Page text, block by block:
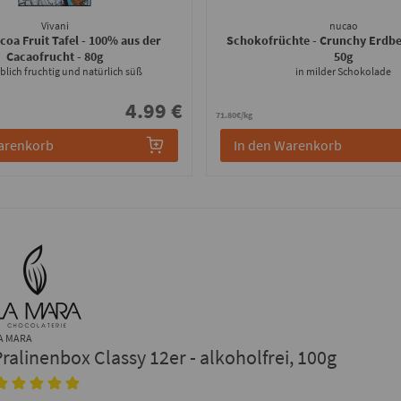
Vivani
Fruit Tafel - 100% aus der
Cacaofrucht- 80g
fruchtig und natürlich süß
4.99 €
nucao
Schokofrüchte - Crunchy
50g
in milder Schokolade
71.80€/kg
In den Warenkorb
MARA
Classy 12er - alkoholfrei, 100g